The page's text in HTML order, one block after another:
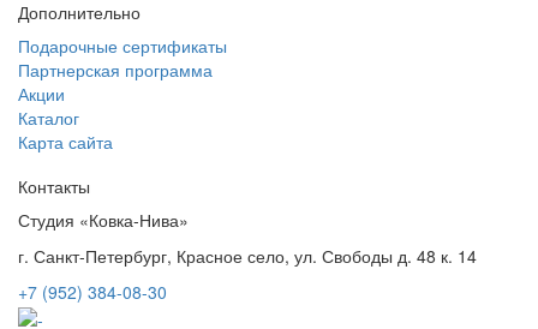
Дополнительно
Подарочные сертификаты
Партнерская программа
Акции
Каталог
Карта сайта
Контакты
Студия «Ковка-Нива»
г. Санкт-Петербург, Красное село, ул. Свободы д. 48 к. 14
+7 (952) 384-08-30